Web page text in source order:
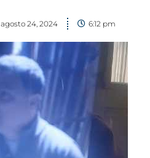
agosto 24, 2024 6:12 pm